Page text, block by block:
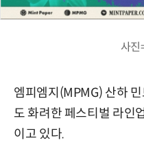
사진
엠피엠지(MPMG) 산하
도 화려한 페스티벌 라인
이고 있다.